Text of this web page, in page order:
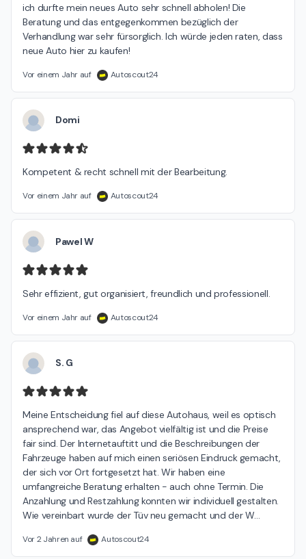
ich durfte mein neues Auto sehr schnell abholen! Die
Beratung und das entgegenkommen bezüglich der
Verhandlung war sehr fürsorglich. Ich würde jeden raten, dass
neue Auto hier zu kaufen!
Vor einem Jahr auf Autoscout24
Domi
Kompetent & recht schnell mit der Bearbeitung.
Vor einem Jahr auf Autoscout24
Pawel W
Sehr effizient, gut organisiert, freundlich und professionell.
Vor einem Jahr auf Autoscout24
S. G
Meine Entscheidung fiel auf diese Autohaus, weil es optisch
ansprechend war, das Angebot vielfältig ist und die Preise
fair sind. Der Internetauftitt und die Beschreibungen der
Fahrzeuge haben auf mich einen seriösen Eindruck gemacht,
der sich vor Ort fortgesetzt hat. Wir haben eine
umfangreiche Beratung erhalten - auch ohne Termin. Die
Anzahlung und Restzahlung konnten wir individuell gestalten.
Wie vereinbart wurde der Tüv neu gemacht und der W…
Vor 2 Jahren auf Autoscout24